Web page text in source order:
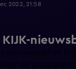
2022, 21:58
nieuwsbrief en
de